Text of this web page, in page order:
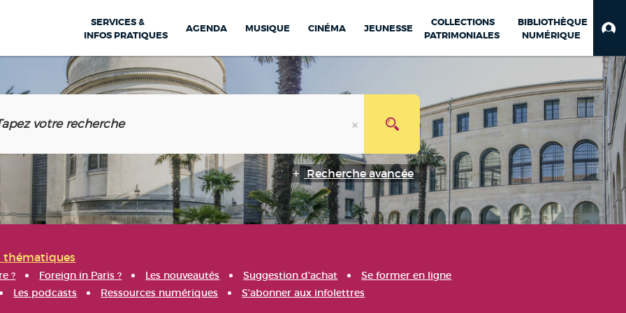
SERVICES &
INFOS PRATIQUES
AGENDA MUSIQUE CINÉMA JEUNESSE
COLLECTIONS
PATRIMONIALES
BIBLIOTHÈQUE
NUMÉRIQUE
Recherche avancée
thématiques
? Foreign in Paris ? Les nouveautés Suggestion d'achat
Se former en ligne
Les podcasts Ressources numériques S'abonner aux infolettres